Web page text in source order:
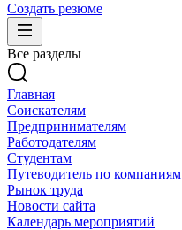
Создать резюме
Все разделы
Главная
Соискателям
Предпринимателям
Работодателям
Студентам
Путеводитель по компаниям
Рынок труда
Новости сайта
Календарь мероприятий